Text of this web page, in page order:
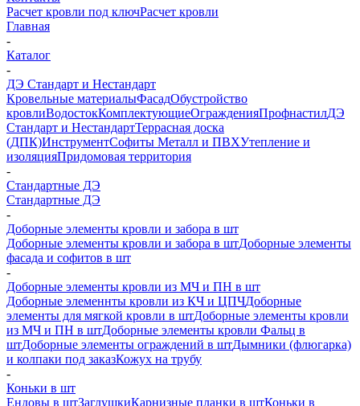
Расчет кровли под ключРасчет кровли
Главная
-
Каталог
-
ДЭ Стандарт и Нестандарт
Кровельные материалыФасадОбустройство
кровлиВодостокКомплектующиеОгражденияПрофнастилДЭ
Стандарт и НестандартТеррасная доска
(ДПК)ИнструментСофиты Металл и ПВХУтепление и
изоляцияПридомовая территория
-
Стандартные ДЭ
Стандартные ДЭ
-
Доборные элементы кровли и забора в шт
Доборные элементы кровли и забора в штДоборные элементы
фасада и софитов в шт
-
Доборные элементы кровли из МЧ и ПН в шт
Доборные элеменнты кровли из КЧ и ЦПЧДоборные
элементы для мягкой кровли в штДоборные элементы кровли
из МЧ и ПН в штДоборные элементы кровли Фальц в
штДоборные элементы ограждений в штДымники (флюгарка)
и колпаки под заказКожух на трубу
-
Коньки в шт
Ендовы в штЗаглушкиКарнизные планки в штКоньки в